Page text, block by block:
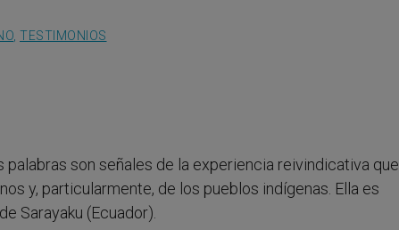
TESTIMONIOS
son señales de la experiencia reivindicativa que
y, particularmente, de los pueblos indígenas. Ella es
Sarayaku (Ecuador).